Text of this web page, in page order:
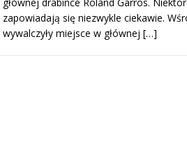
zapowiadają się niezwykle ciekawie.
wywalczyły miejsce w głównej […]